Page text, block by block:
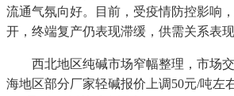
流通气氛向好。目前，受疫情防控影响
开，终端复产仍表现滞缓，供需关系表现
西北地区纯碱市场窄幅整理，市场交
海地区部分厂家轻碱报价上调50元/吨左